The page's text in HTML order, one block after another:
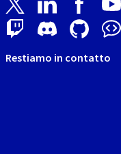
Restiamo in contatto